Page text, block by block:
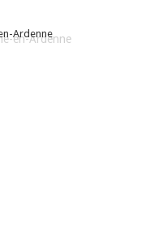
Ardenne